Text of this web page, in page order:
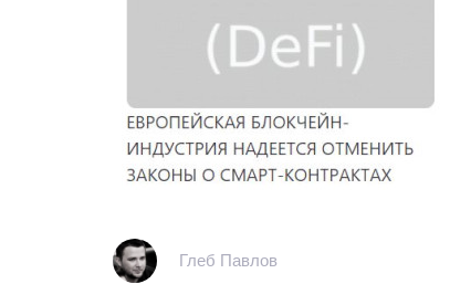
Глеб Павлов